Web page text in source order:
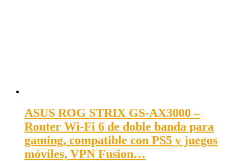
ASUS ROG STRIX GS-AX3000 –
Router Wi-Fi 6 de doble banda para
gaming, compatible con PS5 y juegos
móviles, VPN Fusion…